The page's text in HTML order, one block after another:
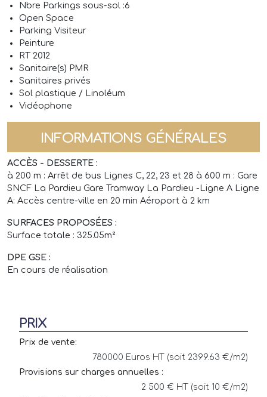
Nbre Parkings sous-sol :6
Open Space
Parking Visiteur
Peinture
RT 2012
Sanitaire(s) PMR
Sanitaires privés
Sol plastique / Linoléum
Vidéophone
INFORMATIONS GÉNÉRALES
ACCÈS - DESSERTE :
à 200 m : Arrêt de bus Lignes C, 22, 23 et 28 à 600 m : Gare
SNCF La Pardieu Gare Tramway La Pardieu -Ligne A Ligne
A: Accès centre-ville en 20 min Aéroport à 2 km
SURFACES PROPOSÉES :
Surface totale : 325.05m²
DPE GSE :
En cours de réalisation
PRIX
Prix de vente:
780000 Euros HT (soit 2399.63 €/m2)
Provisions sur charges annuelles :
2 500 € HT (soit 10 €/m2)